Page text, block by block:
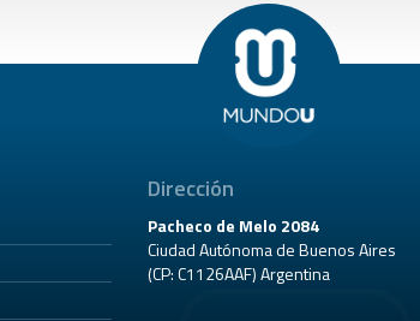
Dirección
Pacheco de Melo 2084
Ciudad Autónoma de Buenos Aires
(CP: C1126AAF) Argentina